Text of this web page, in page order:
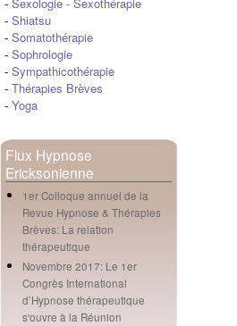
- Shiatsu
- Somatothérapie
- Sophrologie
- Sympathicothérapie
- Thérapies Brèves
- Yoga
Flux Hypnose
Ericksonienne
1er Colloque annuel de la
Revue Hypnose & Thérapies
Brèves: La relation
thérapeutique
Novembre 2017: Le 1er
Congrès International
d’Hypnose thérapeutique
s'ouvre à la Réunion